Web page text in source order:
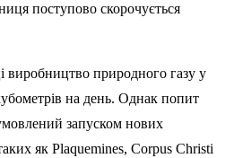
поступово скорочується
виробництво природного газу у
на день. Однак попит
запуском нових
як Plaquemines, Corpus Christi